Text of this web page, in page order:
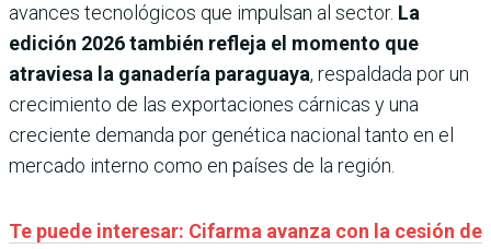
avances tecnológicos que impulsan al sector. La
edición 2026 también refleja el momento que
atraviesa la ganadería paraguaya, respaldada por un
crecimiento de las exportaciones cárnicas y una
creciente demanda por genética nacional tanto en el
mercado interno como en países de la región.
Te puede interesar: Cifarma avanza con la cesión de